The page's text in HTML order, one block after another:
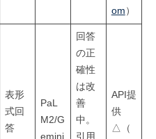
om ）
表形
式回
答
PaL
M2/G
emini
回答
の正
確性
は改
善
中。
引用
API提
供
△（